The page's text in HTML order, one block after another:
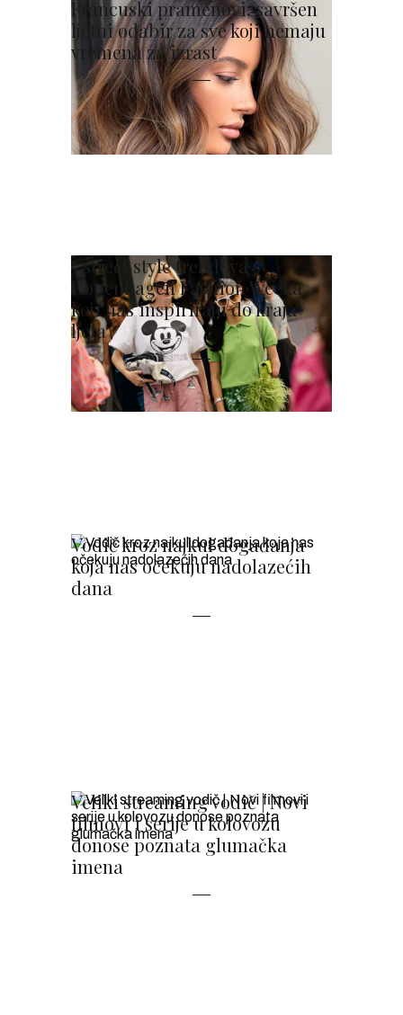
Francuski pramenovi: savršen
ljetni odabir za sve koji nemaju
vremena za izrast
5 street style trendova s
Copenhagen Fashion Weeka
koji nas inspiriraju do kraja
ljeta
Vodič kroz najkul događanja
koja nas očekuju nadolazećih
dana
Veliki streaming vodič | Novi
filmovi i serije u kolovozu
donose poznata glumačka
imena